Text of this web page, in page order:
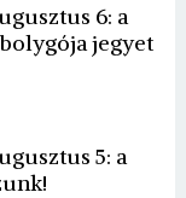
6: a
jegyet
5: a